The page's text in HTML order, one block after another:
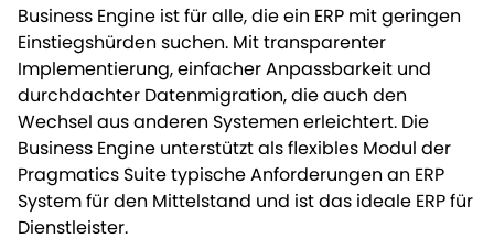
Business Engine ist für alle, die ein ERP mit geringen
Einstiegshürden suchen. Mit transparenter
Implementierung, einfacher Anpassbarkeit und
durchdachter Datenmigration, die auch den
Wechsel aus anderen Systemen erleichtert. Die
Business Engine unterstützt als flexibles Modul der
Pragmatics Suite typische Anforderungen an ERP
System für den Mittelstand und ist das ideale ERP für
Dienstleister.